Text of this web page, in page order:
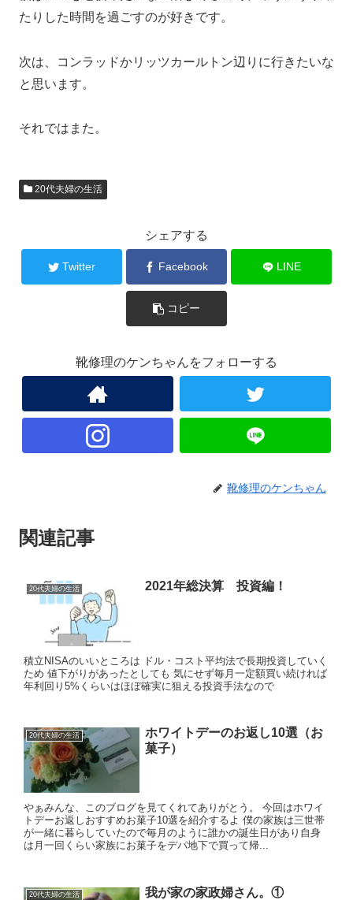
たりした時間を過ごすのが好きです。
次は、コンラッドかリッツカールトン辺りに行きたいな
と思います。
それではまた。
20代夫婦の生活
シェアする
Twitter Facebook LINE
コピー
靴修理のケンちゃんをフォローする
靴修理のケンちゃん
関連記事
20代夫婦の生活 2021年総決算 投資編！
積立NISAのいいところは ドル・コスト平均法で長期投資していく
ため 値下がりがあったとしても 気にせず毎月一定額買い続ければ
年利回り5%くらいはほぼ確実に狙える投資手法なので
20代夫婦の生活
ホワイトデーのお返し10選（お
菓子）
やぁみんな、このブログを見てくれてありがとう。 今回はホワイ
トデーお返しおすすめお菓子10選を紹介するよ 僕の家族は三世帯
が一緒に暮らしていたので毎月のように誰かの誕生日があり自身
は月一回くらい家族にお菓子をデパ地下で買って帰...
20代夫婦の生活 我が家の家政婦さん。①